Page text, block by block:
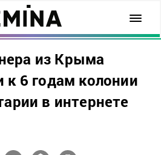
из Крыма
к 6 годам колонии
в интернете